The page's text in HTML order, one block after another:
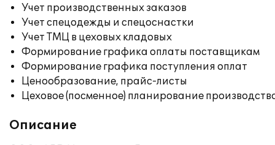
Учет производственных заказов
Учет спецодежды и спецоснастки
Учет ТМЦ в цеховых кладовых
Формирование графика оплаты поставщикам
Формирование графика поступления оплат
Ценообразование, прайс-листы
Цеховое (посменное) планирование
Описание